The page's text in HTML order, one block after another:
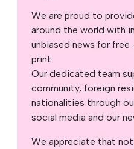
We are proud to
around the world with
unbiased news for free
print.
Our dedicated team
community, foreign
nationalities through
social media and our
We appreciate that